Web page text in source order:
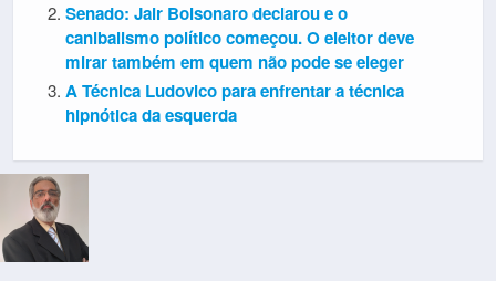
Senado: Jair Bolsonaro declarou e o
canibalismo político começou. O eleitor deve
mirar também em quem não pode se eleger
A Técnica Ludovico para enfrentar a técnica
hipnótica da esquerda